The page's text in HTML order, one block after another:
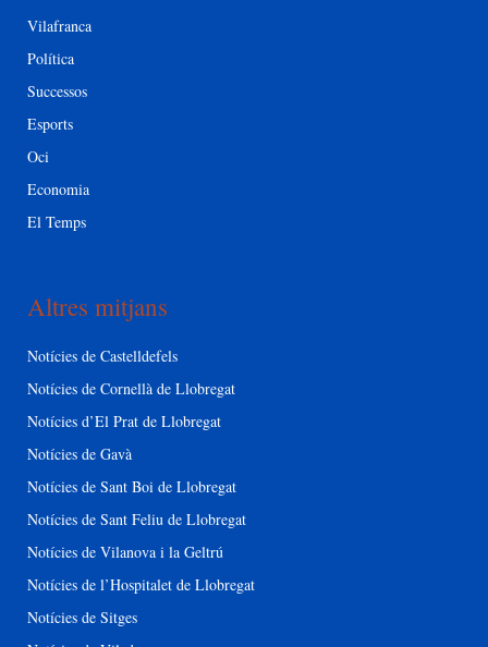
Vilafranca
Política
Successos
Esports
Oci
Economia
El Temps
Altres mitjans
Notícies de Castelldefels
Notícies de Cornellà de Llobregat
Notícies d’El Prat de Llobregat
Notícies de Gavà
Notícies de Sant Boi de Llobregat
Notícies de Sant Feliu de Llobregat
Notícies de Vilanova i la Geltrú
Notícies de l’Hospitalet de Llobregat
Notícies de Sitges